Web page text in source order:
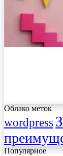
Облако меток
wordpress
Популярное